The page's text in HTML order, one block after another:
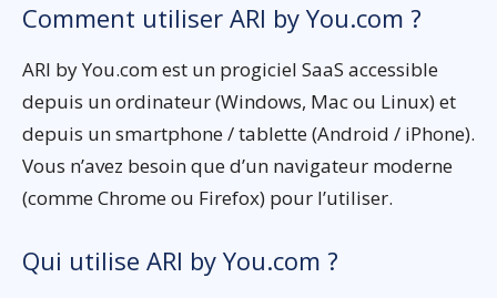
Comment utiliser ARI by You.com ?
ARI by You.com est un progiciel SaaS accessible
depuis un ordinateur (Windows, Mac ou Linux) et
depuis un smartphone / tablette (Android / iPhone).
Vous n’avez besoin que d’un navigateur moderne
(comme Chrome ou Firefox) pour l’utiliser.
Qui utilise ARI by You.com ?